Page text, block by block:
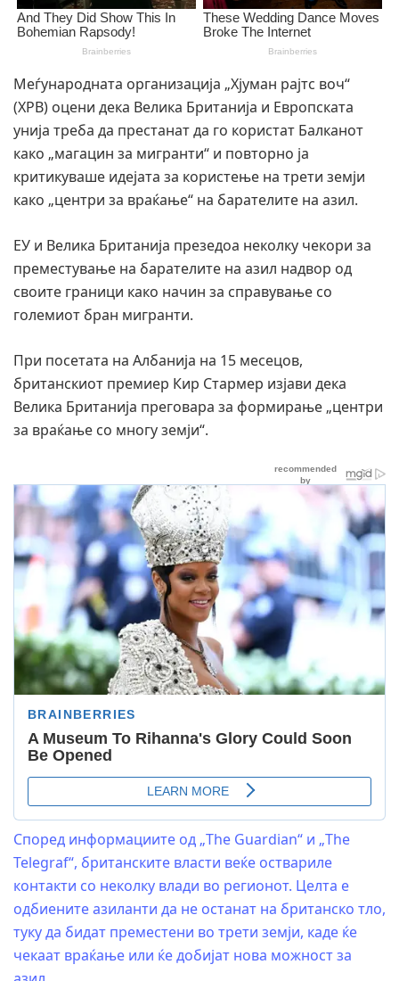
Меѓународната организација „Хјуман рајтс воч“
(ХРВ) оцени дека Велика Британија и Европската
унија треба да престанат да го користат Балканот
како „магацин за мигранти“ и повторно ја
критикуваше идејата за користење на трети земји
како „центри за враќање“ на барателите на азил.
ЕУ и Велика Британија презедоа неколку чекори за
преместување на барателите на азил надвор од
своите граници како начин за справување со
големиот бран мигранти.
При посетата на Албанија на 15 месецов,
британскиот премиер Кир Стармер изјави дека
Велика Британија преговара за формирање „центри
за враќање со многу земји“.
Според информациите од „The Guardian“ и „The
Telegraf“, британските власти веќе оствариле
контакти со неколку влади во регионот. Целта е
одбиените азиланти да не останат на британско тло,
туку да бидат преместени во трети земји, каде ќе
чекаат враќање или ќе добијат нова можност за